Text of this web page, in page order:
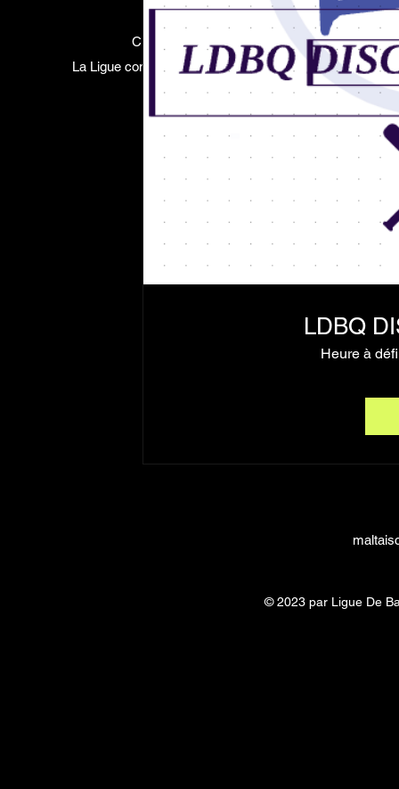
mini-baseball inventer par
Charles Maltais le 3 juin 2023.
La Ligue compte 3 équipes et le début de la saison
régulière vient juste de
débuteré.
LDBQ
Heure à
© 2023 par Ligue De